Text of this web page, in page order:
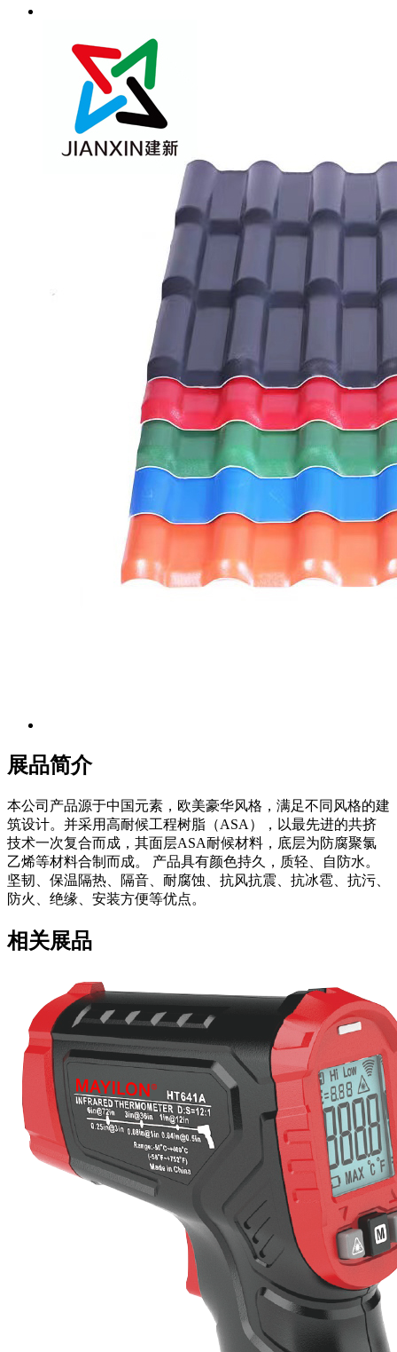
展品简介
本公司产品源于中国元素，欧美豪华风格，满足不同风格的建
筑设计。并采用高耐候工程树脂（ASA），以最先进的共挤
技术一次复合而成，其面层ASA耐候材料，底层为防腐聚氯
乙烯等材料合制而成。 产品具有颜色持久，质轻、自防水。
坚韧、保温隔热、隔音、耐腐蚀、抗风抗震、抗冰雹、抗污、
防火、绝缘、安装方便等优点。
相关展品